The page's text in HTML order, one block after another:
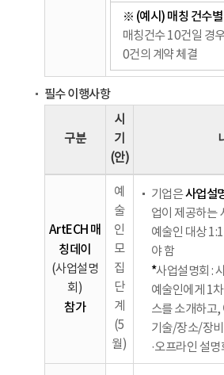
※ (예시) 매칭 건수별
매칭건수 10건일 경
0건의 계약 체결
필수 이행사항
구분
시
기
(안)
ArtECH 매
칭데이
(사업설명
회)
참가
예
술
인
모
집
단
계
(5
월)
기업은사업설
업이 제공하는
예술인 대상
야 함
*사업설명회 :
예술인에게 1
스를 소개하고
기술/장소/장
·오프라인 설명